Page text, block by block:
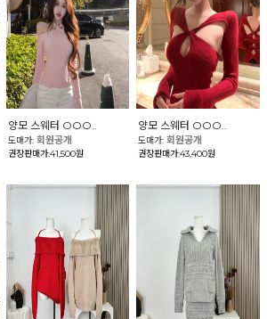
양모 스웨터 OOO..
도매가: 회원공개
권장판매가:41,500원
양모 스웨터 OOO..
도매가:회원공개
권장판매가:43,400원